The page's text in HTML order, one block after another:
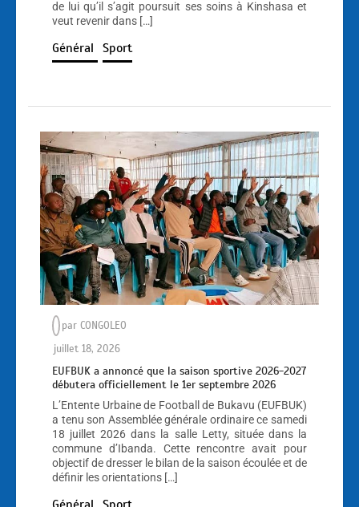
de lui qu’il s’agit poursuit ses soins à Kinshasa et
veut revenir dans […]
Général Sport
par CONGOLEO
juillet 18, 2026
EUFBUK a annoncé que la saison sportive 2026-2027
débutera officiellement le 1er septembre 2026
L’Entente Urbaine de Football de Bukavu (EUFBUK)
a tenu son Assemblée générale ordinaire ce samedi
18 juillet 2026 dans la salle Letty, située dans la
commune d’Ibanda. Cette rencontre avait pour
objectif de dresser le bilan de la saison écoulée et de
définir les orientations […]